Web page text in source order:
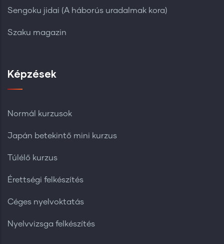
Sengoku jidai (A háborús uradalmak kora)
Szaku magazin
Képzések
Normál kurzusok
Japán betekintő mini kurzus
Túlélő kurzus
Érettségi felkészítés
Céges nyelvoktatás
Nyelvvizsga felkészítés